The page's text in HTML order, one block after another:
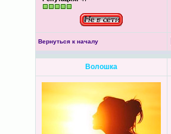
Вернуться к началу
Волошка